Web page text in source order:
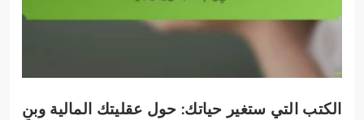
الكتب التي ستغير حياتك: حول عقليتك المالية وبنِ